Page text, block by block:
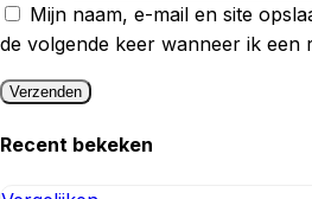
Mijn naam, e-mail en site
de volgende keer wanneer ik een
Recent bekeken​